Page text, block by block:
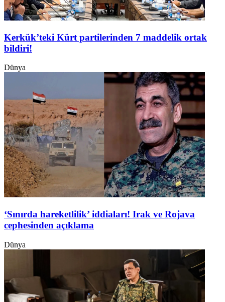
Kerkük’teki Kürt partilerinden 7 maddelik ortak
bildiri!
Dünya
‘Sınırda hareketlilik’ iddiaları! Irak ve Rojava
cephesinden açıklama
Dünya